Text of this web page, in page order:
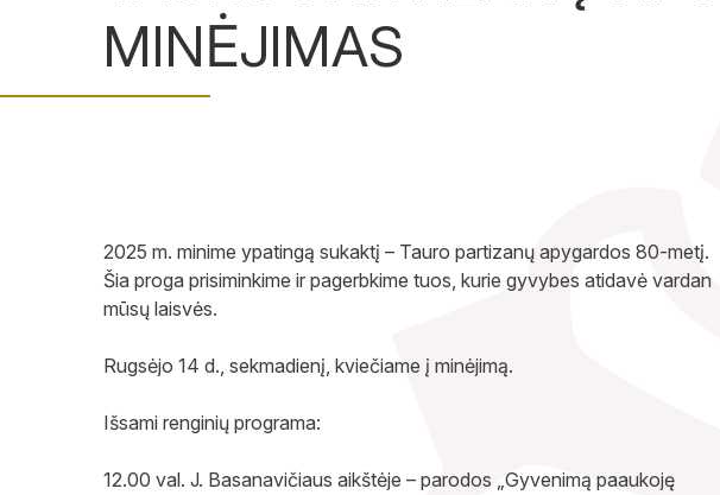
MINĖJIMAS
2025 m. minime ypatingą sukaktį – Tauro partizanų apygardos 80-metį.
Šia proga prisiminkime ir pagerbkime tuos, kurie gyvybes atidavė vardan
mūsų laisvės.
Rugsėjo 14 d., sekmadienį, kviečiame į minėjimą.
Išsami renginių programa:
12.00 val. J. Basanavičiaus aikštėje – parodos „Gyvenimą paaukoję